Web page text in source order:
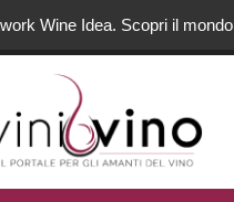
Wine Idea. Scopri il mondo